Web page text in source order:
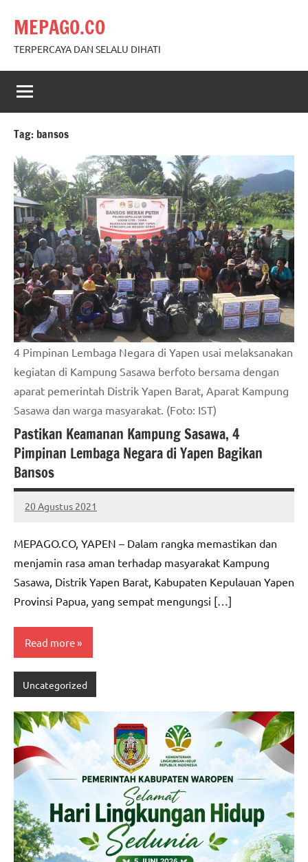
content
MEPAGO.CO
TERPERCAYA DAN SELALU DIHATI
Tag: bansos
4 Pimpinan Lembaga Negara di Yapen usai melaksanakan
kegiatan di Kampung Sasawa berfoto bersama dengan
aparat pemerintah Distrik Yapen Barat, Aparat Kampung
Sasawa dan warga masyarakat. (Foto: IST)
Pastikan Keamanan Kampung Sasawa, 4
Pimpinan Lembaga Negara di Yapen Bagikan
Bansos
20 Agustus 2021
MEPAGO
No
MEPAGO.CO, YAPEN – Dalam rangka memastikan dan
menjamin rasa aman terhadap masyarakat Kampung
Sasawa, Distrik Yapen Barat, Kabupaten Kepulauan Yapen
Provinsi Papua, yang sempat mengungsi […]
Read more
Uncategorized